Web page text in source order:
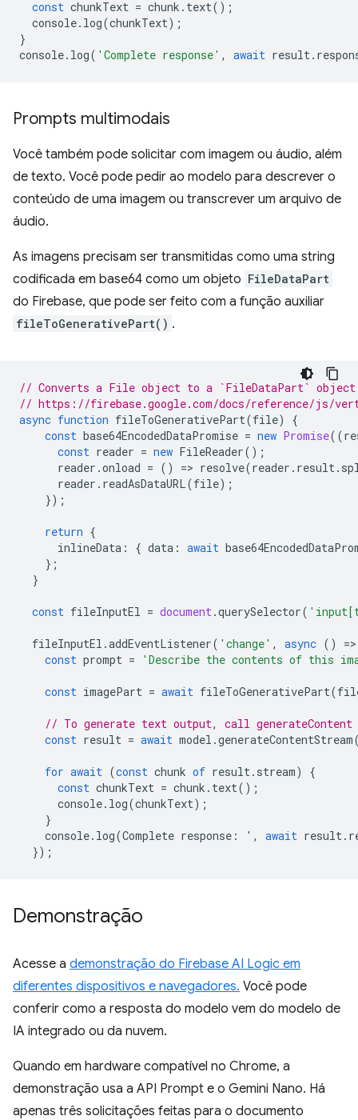
const chunkText = chunk . text();
console. log(chunkText);
}
console. log( 'Complete response' , await result.
Prompts multimodais
Você também pode solicitar com imagem ou áudio, além
de texto. Você pode pedir ao modelo para descrever o
conteúdo de uma imagem ou transcrever um arquivo de
áudio.
As imagens precisam ser transmitidas como uma string
codificada em base64 como um objeto FileDataPart
do Firebase, que pode ser feito com a função auxiliar
fileToGenerativePart() .
// Converts a File object to a `FileDataPart`
// https://firebase.google.com/docs/reference/js/
async function fileToGenerativePart(file)
{
const base64EncodedDataPromise = new Promise((
const reader = new FileReader();
reader .onload = () => resolve(reader . result.
reader . readAsDataURL(file);
});
return {
inlineData : { data : await
};
}
const fileInputEl = document.querySelector(
fileInputEl .addEventListener( 'change' , async () =>
const prompt = 'Describe the contents of this
const imagePart = await fileToGenerativePart(
// To generate text output, call
const result = await model .generateContentStream
for await (const chunk of result. stream)
{
const chunkText = chunk . text();
console. log(chunkText);
}
console. log(Complete response : ' , await result.
});
Demonstração
Acesse a demonstração do Firebase AI Logic em
diferentes dispositivos e navegadores. Você pode
conferir como a resposta do modelo vem do modelo de
IA integrado ou da nuvem.
Quando em hardware compatível no Chrome, a
demonstração usa a API Prompt e o Gemini Nano. Há
apenas três solicitações feitas para o documento